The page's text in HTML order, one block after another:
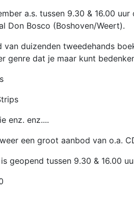
a.s. tussen 9.30 & 16.00
Don Bosco (Boshoven/Weert).
van duizenden tweedehands
genre dat je maar kunt
enz. enz....
een groot aanbod van o.a.
geopend tussen 9.30 & 16.00